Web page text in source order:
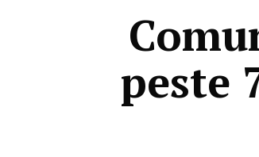
peste